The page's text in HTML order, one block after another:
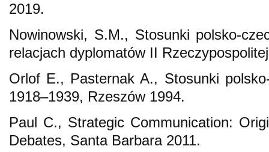
2019.
Nowinowski, S.M., Stosunki polsko-
relacjach dyplomatów II
Orlof E., Pasternak A., Stosunki
1918–1939, Rzeszów 1994.
Paul C., Strategic Communication:
Debates, Santa Barbara 2011.